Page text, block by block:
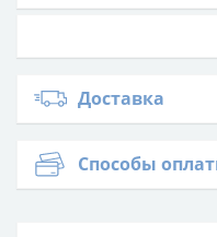
Доставка
Способы